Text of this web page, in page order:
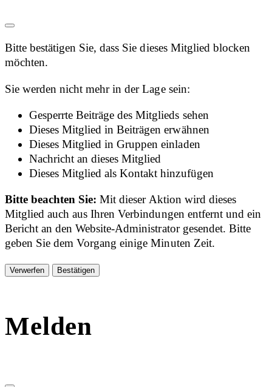
Bitte bestätigen Sie, dass Sie dieses Mitglied blocken
möchten.
Sie werden nicht mehr in der Lage sein:
Gesperrte Beiträge des Mitglieds sehen
Dieses Mitglied in Beiträgen erwähnen
Dieses Mitglied in Gruppen einladen
Nachricht an dieses Mitglied
Dieses Mitglied als Kontakt hinzufügen
Bitte beachten Sie:Mit dieser Aktion wird dieses
Mitglied auch aus Ihren Verbindungen entfernt und ein
Bericht an den Website-Administrator gesendet. Bitte
geben Sie dem Vorgang einige Minuten Zeit.
Bestätigen
Melden